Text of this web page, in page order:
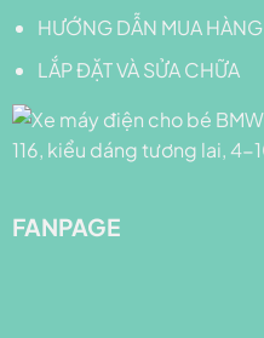
HƯỚNG DẪN MUA HÀNG
LẮP ĐẶT VÀ SỬA CHỮA
FANPAGE